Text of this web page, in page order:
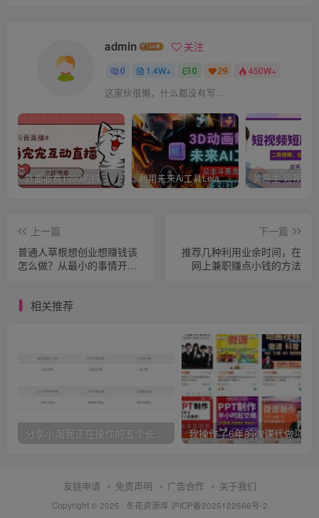
admin 关注
0 1.4W+ 0 29 450W+
这家伙很懒，什么都没有写...
外面收费1980的抖音萌宠宠直播项目，可虚拟人直播，抖音报白，实时互动直播【软件+详细教程】 利用未来Ai工具LeiaPix，静态图转换3D动画，Lexica和Chat GPT制作精彩视频
上一篇
普通人草根想创业想赚钱该
怎么做？从最小的事情开始
下一篇
推荐几种利用业余时间，在
网上兼职赚点小钱的方法
相关推荐
分享小淘我正在操作的五个长期正规项目
友链申请 免责声明 广告合作 关于我们
Copyright © 2025 · 冬花资源库 沪ICP备2025122566号-2